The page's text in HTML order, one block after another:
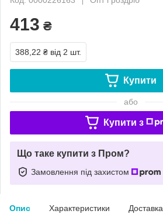
413 ₴
388,22 ₴ від 2 шт.
Купити
або
Купити з
Що таке купити з Пром?
Замовлення під захистом
Опис Характеристики Доставка